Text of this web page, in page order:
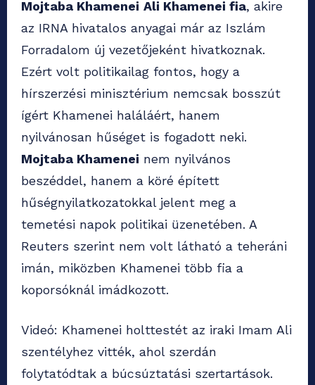
Mojtaba Khamenei Ali Khamenei fia, akire
az IRNA hivatalos anyagai már az Iszlám
Forradalom új vezetőjeként hivatkoznak.
Ezért volt politikailag fontos, hogy a
hírszerzési minisztérium nemcsak bosszút
ígért Khamenei haláláért, hanem
nyilvánosan hűséget is fogadott neki.
Mojtaba Khamenei nem nyilvános
beszéddel, hanem a köré épített
hűségnyilatkozatokkal jelent meg a
temetési napok politikai üzenetében. A
Reuters szerint nem volt látható a teheráni
imán, miközben Khamenei több fia a
koporsóknál imádkozott.
Videó: Khamenei holttestét az iraki Imam Ali
szentélyhez vitték, ahol szerdán
folytatódtak a búcsúztatási szertartások.